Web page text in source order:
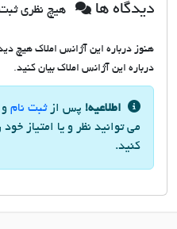
دیدگاه ها هیچ نظری
هنوز درباره این آژانس املاک هیچ
درباره این آژانس املاک بیان کنید.
اطلاعیه! پس ازثبت نام و
می توانید نظر و یا امتیاز
کنید.